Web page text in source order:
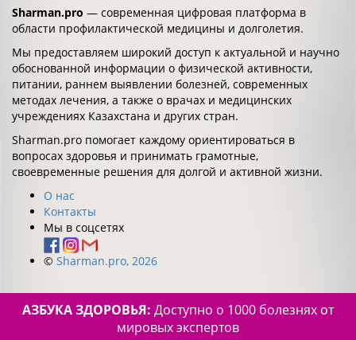
Sharman.pro — современная цифровая платформа в
области профилактической медицины и долголетия.
Мы предоставляем широкий доступ к актуальной и научно
обоснованной информации о физической активности,
питании, раннем выявлении болезней, современных
методах лечения, а также о врачах и медицинских
учреждениях Казахстана и других стран.
Sharman.pro помогает каждому ориентироваться в
вопросах здоровья и принимать грамотные,
своевременные решения для долгой и активной жизни.
О нас
Контакты
Мы в соцсетях
© Sharman.pro, 2026
АЗБУКА ЗДОРОВЬЯ: Доступно о 1000 болезнях от
мировых экспертов